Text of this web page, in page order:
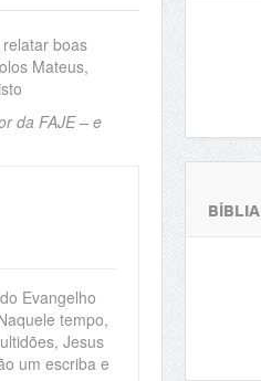
boas
Mateus,
da FAJE – e
Evangelho
tempo,
Jesus
um escriba e
BÍBLIA